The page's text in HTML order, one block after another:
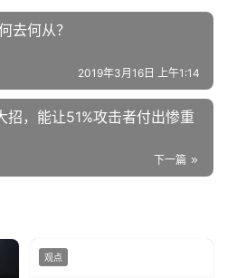
去何从？
2019年3月16日 上午1:14
招，能让51%攻击者付出惨重
下一篇
观点